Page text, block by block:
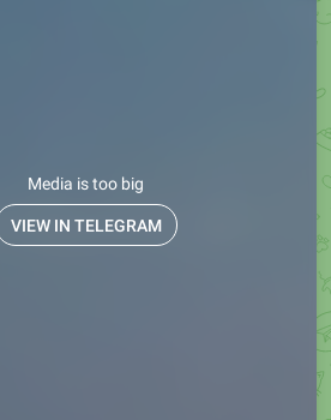
Media is too big
VIEW IN TELEGRAM